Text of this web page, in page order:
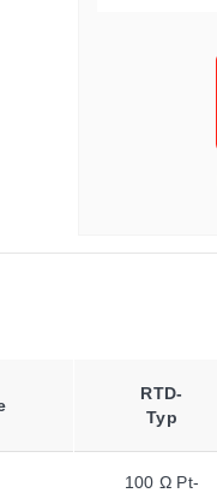
RTD-
Typ
100 Ω Pt-